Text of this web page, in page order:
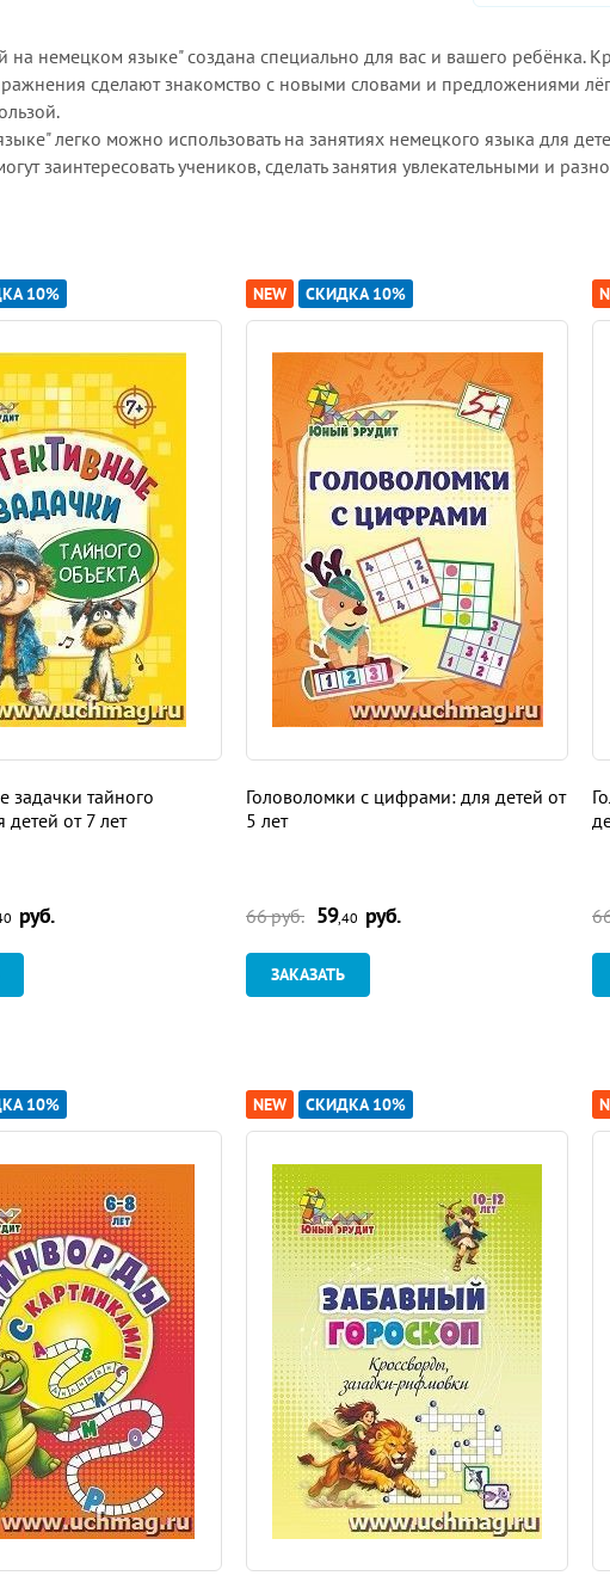
немецком языке" создана специально для вас и вашего ребёнка.
сделают знакомство с новыми словами и предложениями
легко можно использовать на занятиях немецкого языка для
заинтересовать учеников, сделать занятия увлекательными и
10%
задачки тайного
детей от 7 лет
руб.
NEW СКИДКА 10%
Головоломки с цифрами: для детей от
5 лет
66 руб. 59,40 руб.
ЗАКАЗАТЬ
10% NEW СКИДКА 10%